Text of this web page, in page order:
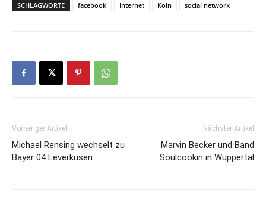
SCHLAGWORTE facebook Internet Köln social network
Vorheriger Artikel
Michael Rensing wechselt zu
Bayer 04 Leverkusen
Nächster Artikel
Marvin Becker und Band
Soulcookin in Wuppertal